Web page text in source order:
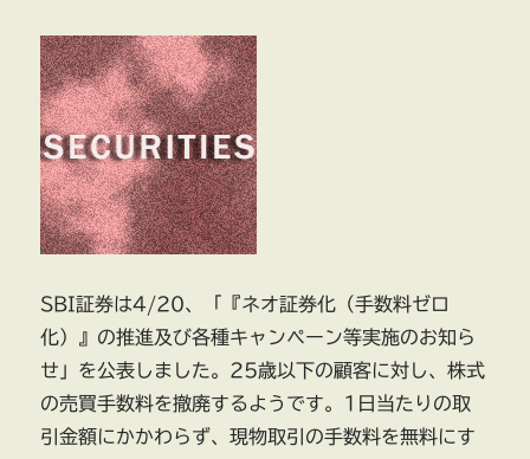
SBI証券は4/20、「『ネオ証券化（手数料ゼロ
化）』の推進及び各種キャンペーン等実施のお知ら
せ」を公表しました。25歳以下の顧客に対し、株式
の売買手数料を撤廃するようです。1日当たりの取
引金額にかかわらず、現物取引の手数料を無料にす